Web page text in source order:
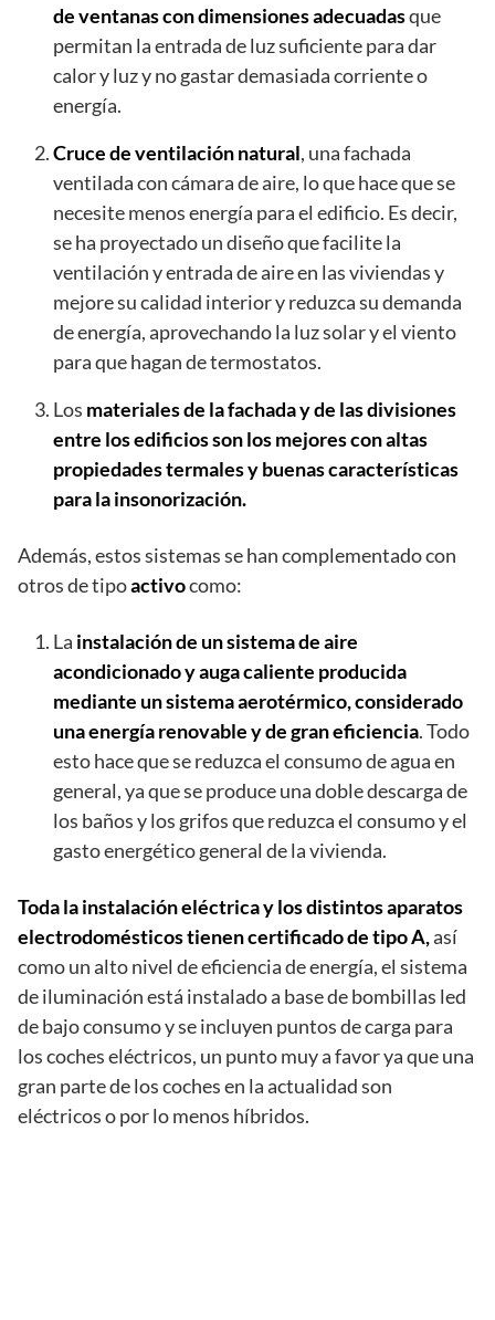
de ventanas con dimensiones adecuadasque
permitan la entrada de luz suficiente para dar
calor y luz y no gastar demasiada corriente o
energía.
Cruce de ventilación natural, una fachada
ventilada con cámara de aire, lo que hace que se
necesite menos energía para el edificio. Es decir,
se ha proyectado un diseño que facilite la
ventilación y entrada de aire en las viviendas y
mejore su calidad interior y reduzca su demanda
de energía, aprovechando la luz solar y el viento
para que hagan de termostatos.
Los materiales de la fachada y de las divisiones
entre los edificios son los mejores con altas
propiedades termales y buenas características
para la insonorización.
Además, estos sistemas se han complementado con
otros de tipoactivocomo:
La instalación de un sistema de aire
acondicionado y auga caliente producida
mediante un sistema aerotérmico, considerado
una energía renovable y de gran eficiencia. Todo
esto hace que se reduzca el consumo de agua en
general, ya que se produce una doble descarga de
los baños y los grifos que reduzca el consumo y el
gasto energético general de la vivienda.
Toda la instalación eléctrica y los distintos aparatos
electrodomésticos tienen certificado de tipo A,así
como un alto nivel de eficiencia de energía, el sistema
de iluminación está instalado a base de bombillas led
de bajo consumo y se incluyen puntos de carga para
los coches eléctricos, un punto muy a favor ya que una
gran parte de los coches en la actualidad son
eléctricos o por lo menos híbridos.